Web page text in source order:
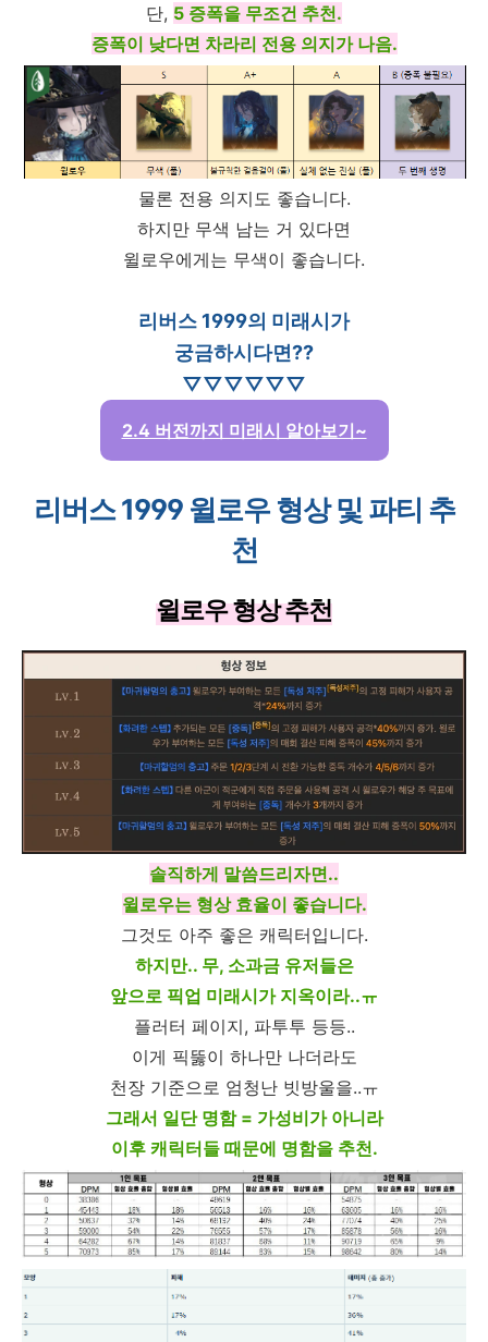
단, 5 증폭을 무조건 추천.
증폭이 낮다면 차라리 전용 의지가 나음.
물론 전용 의지도 좋습니다.
하지만 무색 남는 거 있다면
윌로우에게는 무색이 좋습니다.
리버스 1999의 미래시가
궁금하시다면??
▽▽▽▽▽▽
2.4 버전까지 미래시 알아보기~
리버스 1999 윌로우 형상 및 파티 추
천
윌로우 형상 추천
솔직하게 말씀드리자면..
윌로우는 형상 효율이 좋습니다.
그것도 아주 좋은 캐릭터입니다.
하지만.. 무, 소과금 유저들은
앞으로 픽업 미래시가 지옥이라..ㅠ
플러터 페이지, 파투투 등등..
이게 픽뚫이 하나만 나더라도
천장 기준으로 엄청난 빗방울을..ㅠ
그래서 일단 명함 = 가성비가 아니라
이후 캐릭터들 때문에 명함을 추천.